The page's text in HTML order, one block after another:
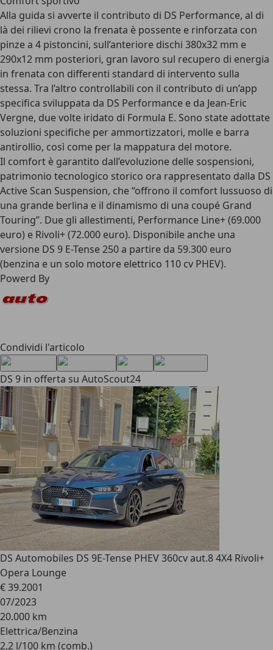
Alla guida si avverte il contributo di DS Performance, al di
là dei rilievi crono la frenata è possente e rinforzata con
pinze a 4 pistoncini, sull’anteriore dischi 380x32 mm e
290x12 mm posteriori, gran lavoro sul recupero di energia
in frenata con differenti standard di intervento sulla
stessa. Tra l’altro controllabili con il contributo di un’app
specifica sviluppata da DS Performance e da Jean-Eric
Vergne, due volte iridato di Formula E. Sono state adottate
soluzioni specifiche per ammortizzatori, molle e barra
antirollio, così come per la mappatura del motore.
Il comfort è garantito dall’evoluzione delle sospensioni,
patrimonio tecnologico storico ora rappresentato dalla DS
Active Scan Suspension, che “offrono il comfort lussuoso di
una grande berlina e il dinamismo di una coupé Grand
Touring”. Due gli allestimenti, Performance Line+ (69.000
euro) e Rivoli+ (72.000 euro). Disponibile anche una
versione DS 9 E-Tense 250 a partire da 59.300 euro
(benzina e un solo motore elettrico 110 cv PHEV).
Powerd By
Condividi l'articolo
DS 9 in offerta su AutoScout24
DS Automobiles DS 9E-Tense PHEV 360cv aut.8 4X4 Rivoli+
Opera Lounge
€ 39.2001
07/2023
20.000 km
Elettrica/Benzina
2,2 l/100 km (comb.)